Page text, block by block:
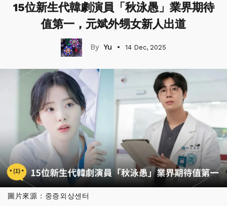
15位新生代韓劇演員「秋泳愚」業界期待
值第一，元斌外甥女新人出道
Yu 14 Dec, 2025
圖片來源：중증외상센터